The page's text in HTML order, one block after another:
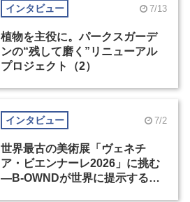
インタビュー 7/13
植物を主役に。パークスガーデ
ンの“残して磨く”リニューアル
プロジェクト（2）
インタビュー 7/2
世界最古の美術展「ヴェネチ
ア・ビエンナーレ2026」に挑む
―B-OWNDが世界に提示する美